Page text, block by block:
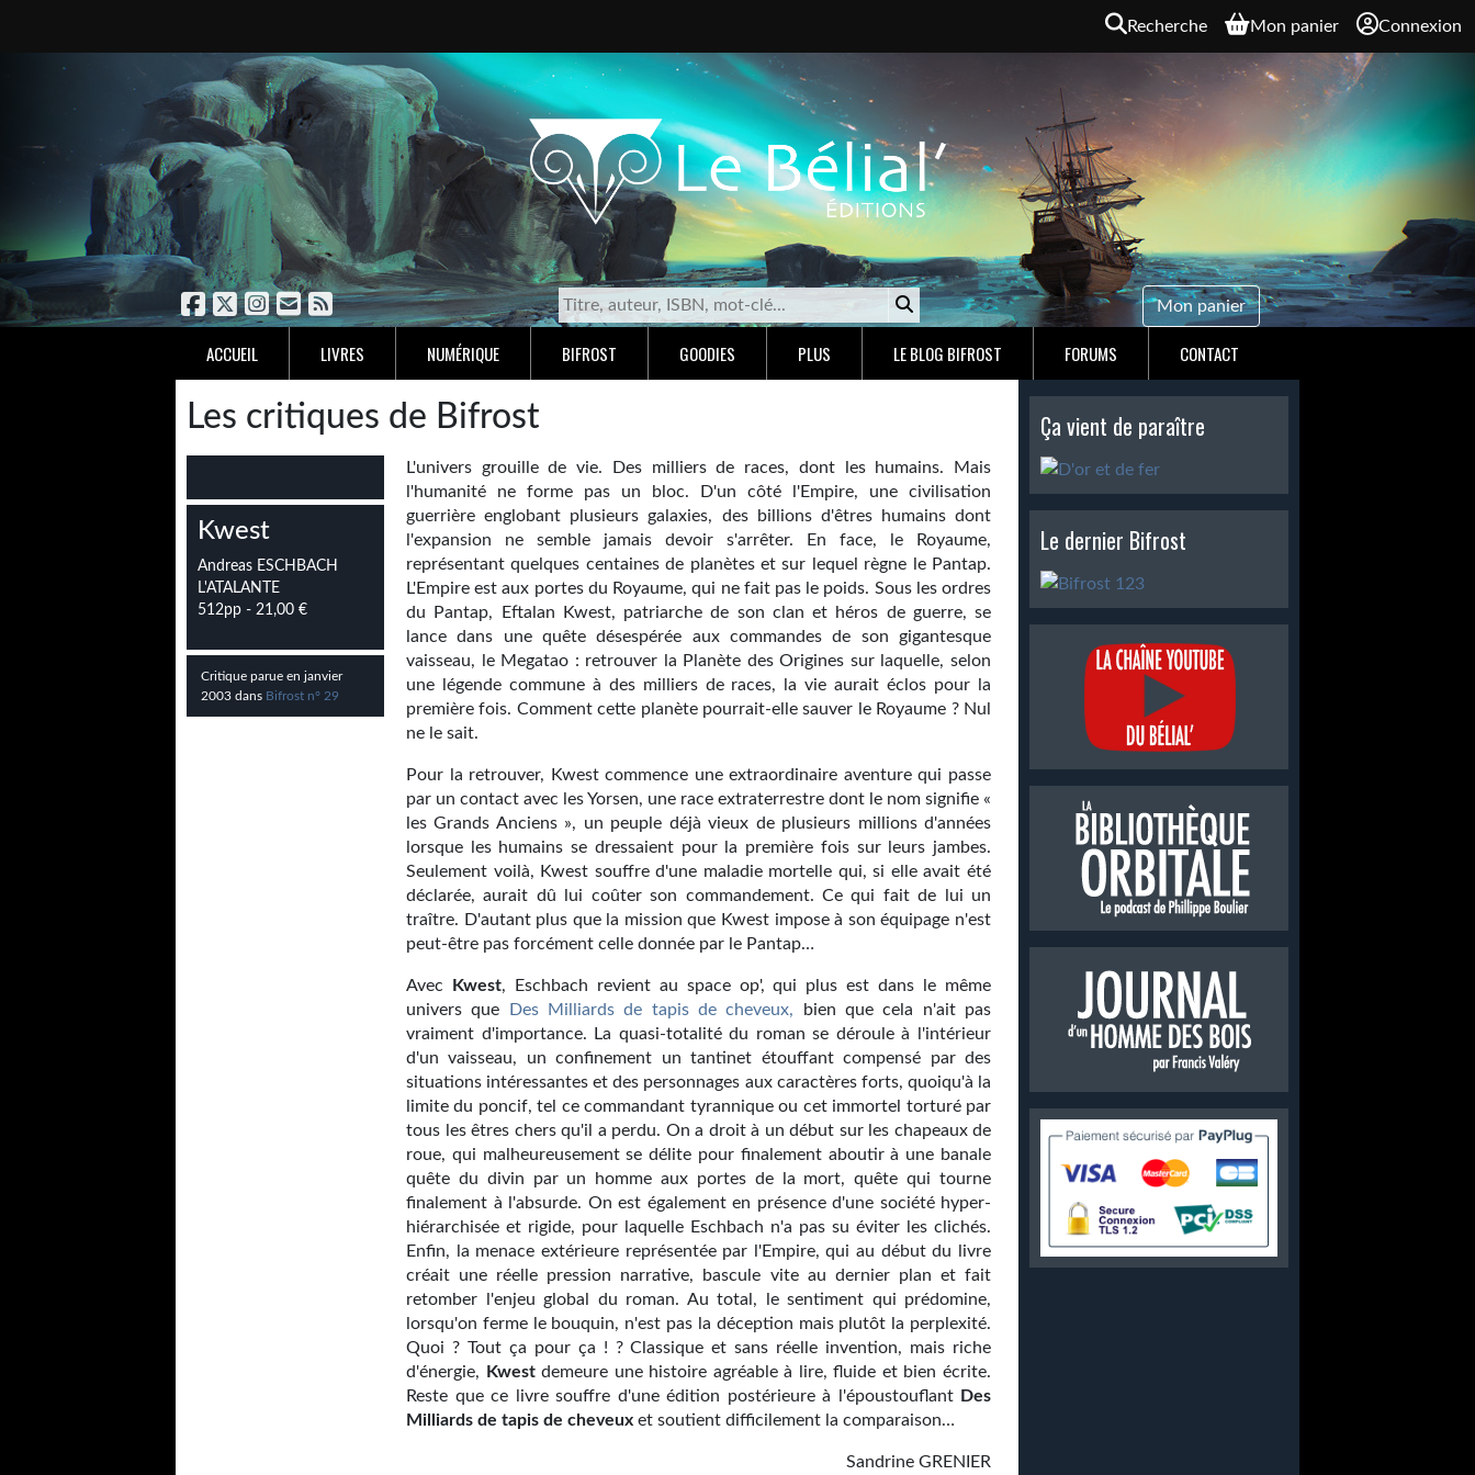
Recherche Mon panier Connexion
Mon panier
ACCUEIL LIVRES NUMÉRIQUE BIFROST GOODIES PLUS LE BLOG BIFROST FORUMS CONTACT
Les critiques de Bifrost
Kwest
Andreas ESCHBACH
L'ATALANTE
512pp - 21,00 €
Critique parue en janvier
2003 dans Bifrost n° 29
L'univers grouille de vie. Des milliers de races, dont les humains. Mais
l'humanité ne forme pas un bloc. D'un côté l'Empire, une civilisation
guerrière englobant plusieurs galaxies, des billions d'êtres humains dont
l'expansion ne semble jamais devoir s'arrêter. En face, le Royaume,
représentant quelques centaines de planètes et sur lequel règne le Pantap.
L'Empire est aux portes du Royaume, qui ne fait pas le poids. Sous les ordres
du Pantap, Eftalan Kwest, patriarche de son clan et héros de guerre, se
lance dans une quête désespérée aux commandes de son gigantesque
vaisseau, le Megatao : retrouver la Planète des Origines sur laquelle, selon
une légende commune à des milliers de races, la vie aurait éclos pour la
première fois. Comment cette planète pourrait-elle sauver le Royaume ? Nul
ne le sait.
Pour la retrouver, Kwest commence une extraordinaire aventure qui passe
par un contact avec les Yorsen, une race extraterrestre dont le nom signifie «
les Grands Anciens », un peuple déjà vieux de plusieurs millions d'années
lorsque les humains se dressaient pour la première fois sur leurs jambes.
Seulement voilà, Kwest souffre d'une maladie mortelle qui, si elle avait été
déclarée, aurait dû lui coûter son commandement. Ce qui fait de lui un
traître. D'autant plus que la mission que Kwest impose à son équipage n'est
peut-être pas forcément celle donnée par le Pantap…
Avec Kwest, Eschbach revient au space op', qui plus est dans le même
univers que
Des Milliards de tapis de cheveux, bien que cela n'ait pas
vraiment d'importance. La quasi-totalité du roman se déroule à l'intérieur
d'un vaisseau, un confinement un tantinet étouffant compensé par des
situations intéressantes et des personnages aux caractères forts, quoiqu'à la
limite du poncif, tel ce commandant tyrannique ou cet immortel torturé par
tous les êtres chers qu'il a perdu. On a droit à un début sur les chapeaux de
roue, qui malheureusement se délite pour finalement aboutir à une banale
quête du divin par un homme aux portes de la mort, quête qui tourne
finalement à l'absurde. On est également en présence d'une société hyper-
hiérarchisée et rigide, pour laquelle Eschbach n'a pas su éviter les clichés.
Enfin, la menace extérieure représentée par l'Empire, qui au début du livre
créait une réelle pression narrative, bascule vite au dernier plan et fait
retomber l'enjeu global du roman. Au total, le sentiment qui prédomine,
lorsqu'on ferme le bouquin, n'est pas la déception mais plutôt la perplexité.
Quoi ? Tout ça pour ça ! ? Classique et sans réelle invention, mais riche
d'énergie,
Kwestdemeure une histoire agréable à lire, fluide et bien écrite.
Reste que ce livre souffre d'une édition postérieure à l'époustouflant Des
Milliards de tapis de cheveux et soutient difficilement la comparaison…
Sandrine GRENIER
Ça vient de paraître
Le dernier Bifrost